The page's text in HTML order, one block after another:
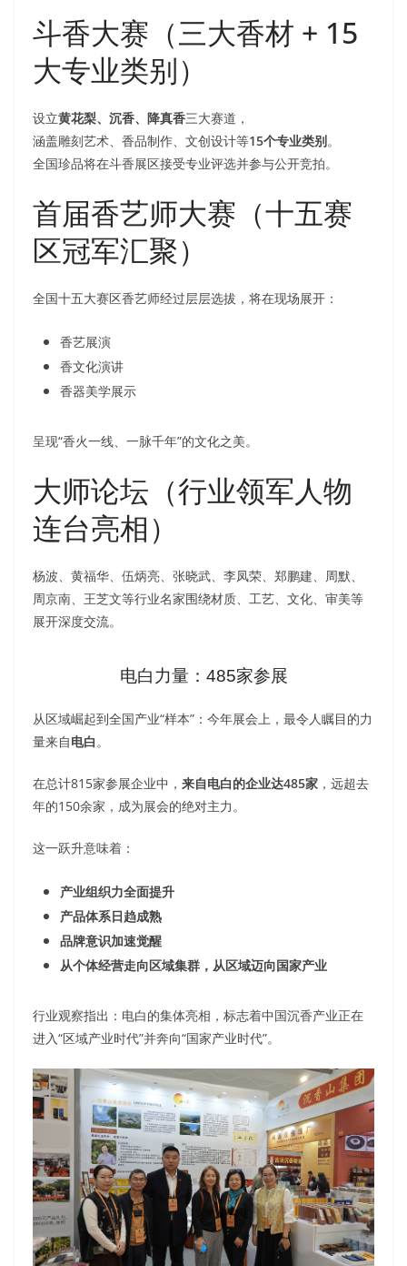
斗香大赛（三大香材 + 15
大专业类别）
设立黄花梨、沉香、降真香三大赛道，
涵盖雕刻艺术、香品制作、文创设计等15个专业类别。
全国珍品将在斗香展区接受专业评选并参与公开竞拍。
首届香艺师大赛（十五赛
区冠军汇聚）
全国十五大赛区香艺师经过层层选拔，将在现场展开：
香艺展演
香文化演讲
香器美学展示
呈现“香火一线、一脉千年”的文化之美。
大师论坛（行业领军人物
连台亮相）
杨波、黄福华、伍炳亮、张晓武、李凤荣、郑鹏建、周默、
周京南、王芝文等行业名家围绕材质、工艺、文化、审美等
展开深度交流。
电白力量：485家参展
从区域崛起到全国产业“样本”：今年展会上，最令人瞩目的力
量来自电白。
在总计815家参展企业中， 来自电白的企业达485家 ，远超去
年的150余家，成为展会的绝对主力。
这一跃升意味着：
产业组织力全面提升
产品体系日趋成熟
品牌意识加速觉醒
从个体经营走向区域集群，从区域迈向国家产业
行业观察指出：电白的集体亮相，标志着中国沉香产业正在
进入“区域产业时代”并奔向“国家产业时代”。